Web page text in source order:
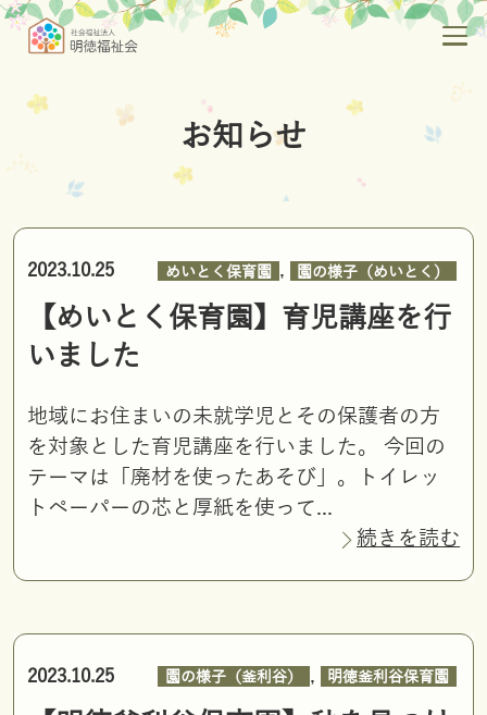
お知らせ
2023.10.25 めいとく保育園 , 園の様子（めいとく）
【めいとく保育園】育児講座を行
いました
地域にお住まいの未就学児とその保護者の方
を対象とした育児講座を行いました。 今回の
テーマは「廃材を使ったあそび」。トイレッ
トペーパーの芯と厚紙を使って...
続きを読む
2023.10.25 園の様子（釜利谷） , 明徳釜利谷保育園